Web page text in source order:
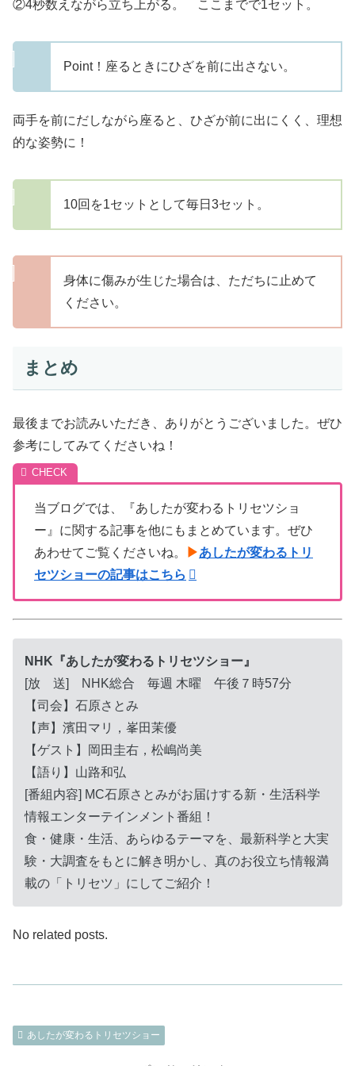
②4秒数えながら立ち上がる。 ここまでで1セット。
Point！座るときにひざを前に出さない。
両手を前にだしながら座ると、ひざが前に出にくく、理想
的な姿勢に！
10回を1セットとして毎日3セット。
身体に傷みが生じた場合は、ただちに止めて
ください。
まとめ
最後までお読みいただき、ありがとうございました。ぜひ
参考にしてみてくださいね！
当ブログでは、『あしたが変わるトリセツショ
ー』に関する記事を他にもまとめています。ぜひ
あわせてご覧くださいね。
▶あしたが変わるトリ
セツショーの記事はこちら
NHK『あしたが変わるトリセツショー』
[放 送] NHK総合 毎週 木曜 午後７時57分
【司会】石原さとみ
【声】濱田マリ，峯田茉優
【ゲスト】岡田圭右，松嶋尚美
【語り】山路和弘
[番組内容] MC石原さとみがお届けする新・生活科学
情報エンターテインメント番組！
食・健康・生活、あらゆるテーマを、最新科学と大実
験・大調査をもとに解き明かし、真のお役立ち情報満
載の「トリセツ」にしてご紹介！
No related posts.
あしたが変わるトリセツショー